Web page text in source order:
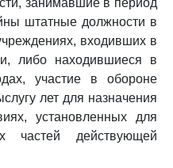
занимавшие в период
штатные должности в
входивших в
либо находившиеся в
участие в обороне
лет для назначения
установленных для
частей действующей